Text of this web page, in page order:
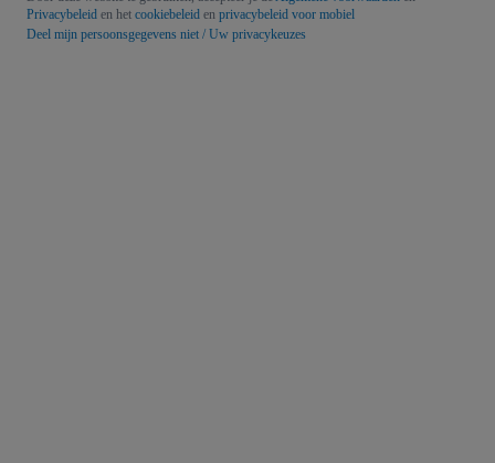
Privacybeleid en het cookiebeleid en privacybeleid voor mobiel
Deel mijn persoonsgegevens niet / Uw privacykeuzes